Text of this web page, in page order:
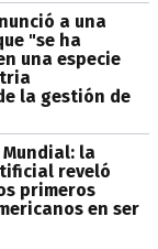
a una
"se ha
una especie
la gestión de
Mundial: la
reveló
primeros
en ser